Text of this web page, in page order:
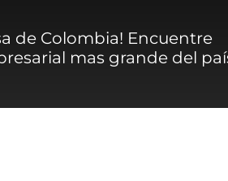
de Colombia! Encuentre
mas grande del